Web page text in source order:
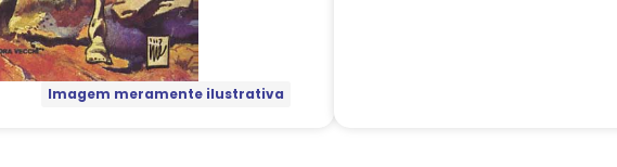
Imagem meramente ilustrativa